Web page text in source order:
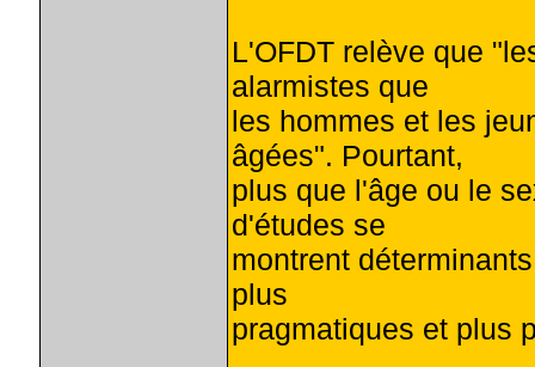
L'OFDT relève que
alarmistes que
les hommes et les
âgées". Pourtant,
plus que l'âge ou le
d'études se
montrent
plus
pragmatiques et plus